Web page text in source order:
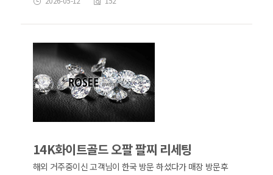
14K화이트골드 오팔 팔찌 리세팅
해외 거주중이신 고객님이 한국 방문 하셨다가 매장 방문후